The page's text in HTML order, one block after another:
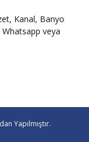
Kanal, Banyo
Whatsapp veya
Yapılmıştır.